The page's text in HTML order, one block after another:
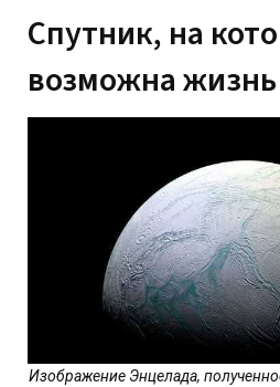
Спутник, на
возможна жизнь
Изображение Энцелада,